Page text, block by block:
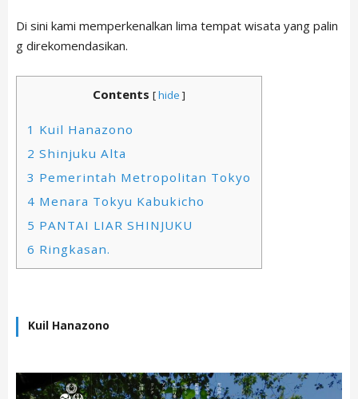
Di sini kami memperkenalkan lima tempat wisata yang palin
g direkomendasikan.
Contents [hide ]
1 Kuil Hanazono
2 Shinjuku Alta
3 Pemerintah Metropolitan Tokyo
4 Menara Tokyu Kabukicho
5 PANTAI LIAR SHINJUKU
6 Ringkasan.
Kuil Hanazono